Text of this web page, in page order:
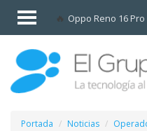
Oppo Reno 16 Pro
Invitado
Iniciar
sesión /
Registrarse
Esenciales
Móviles
Portada Noticias